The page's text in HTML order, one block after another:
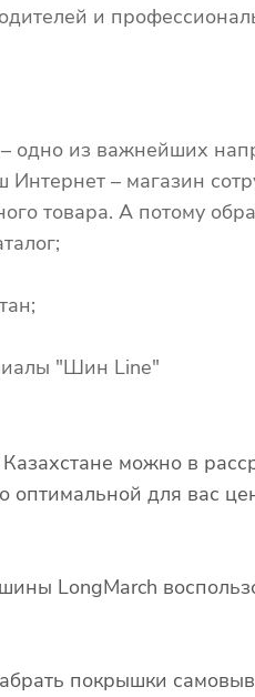
и
одно из важнейших
– магазин
товара. А потому
"Шин Line"
можно в
оптимальной для вас
LongMarch
покрышки